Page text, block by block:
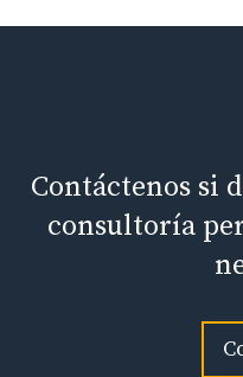
Contáctenos si
consultoría